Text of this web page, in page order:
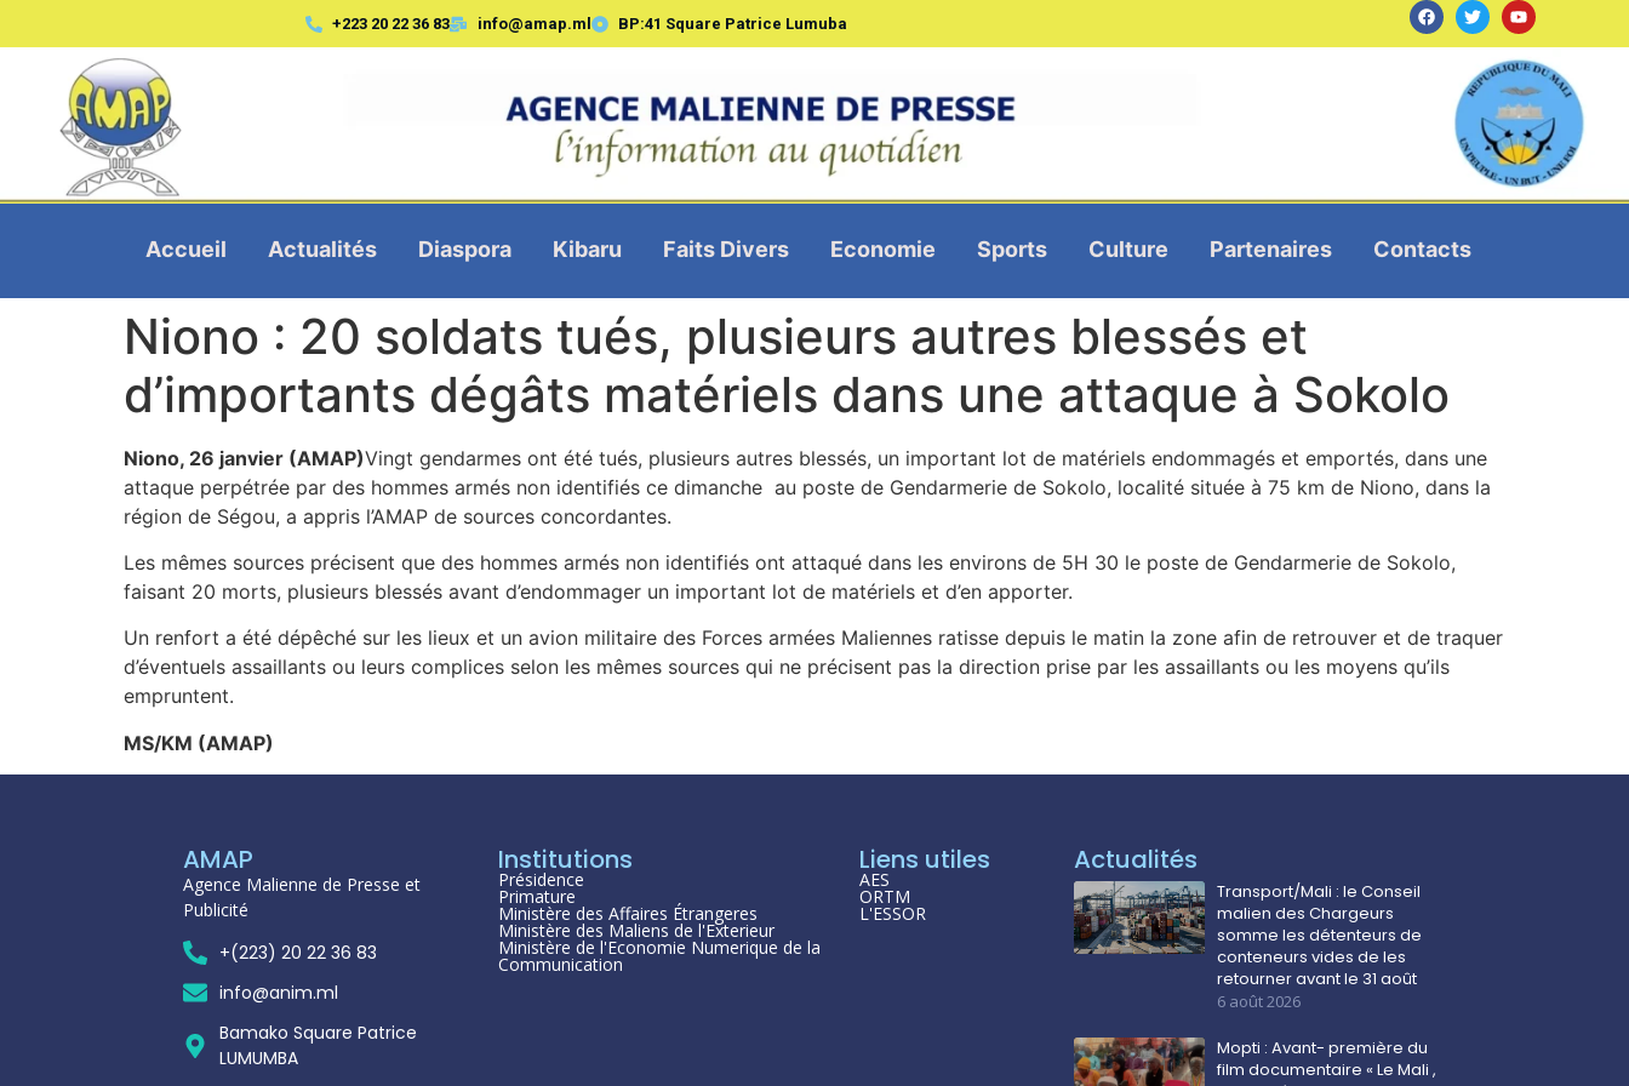
+223 20 22 36 83 info@amap.ml BP:41 Square Patrice Lumuba
Accueil Actualités Diaspora Kibaru Faits Divers Economie Sports Culture Partenaires Contacts
Niono : 20 soldats tués, plusieurs autres blessés et
d’importants dégâts matériels dans une attaque à Sokolo
Niono, 26 janvier (AMAP)Vingt gendarmes ont été tués, plusieurs autres blessés, un important lot de matériels endommagés et emportés, dans une
attaque perpétrée par des hommes armés non identifiés ce dimanche au poste de Gendarmerie de Sokolo, localité située à 75 km de Niono, dans la
région de Ségou, a appris l’AMAP de sources concordantes.
Les mêmes sources précisent que des hommes armés non identifiés ont attaqué dans les environs de 5H 30 le poste de Gendarmerie de Sokolo,
faisant 20 morts, plusieurs blessés avant d’endommager un important lot de matériels et d’en apporter.
Un renfort a été dépêché sur les lieux et un avion militaire des Forces armées Maliennes ratisse depuis le matin la zone afin de retrouver et de traquer
d’éventuels assaillants ou leurs complices selon les mêmes sources qui ne précisent pas la direction prise par les assaillants ou les moyens qu’ils
empruntent.
MS/KM (AMAP)
AMAP
Agence Malienne de Presse et
Publicité
+(223) 20 22 36 83
info@anim.ml
Bamako Square Patrice
LUMUMBA
Institutions
Présidence
Primature
Ministère des Affaires Étrangeres
Ministère des Maliens de l'Exterieur
Ministère de l'Economie Numerique de la
Communication
Liens utiles
AES
ORTM
L'ESSOR
Actualités
Transport/Mali : le Conseil
malien des Chargeurs
somme les détenteurs de
conteneurs vides de les
retourner avant le 31 août
6 août 2026
Mopti : Avant- première du
film documentaire « Le Mali ,